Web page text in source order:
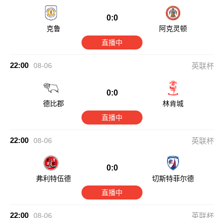
克鲁
0:0
阿克灵顿
直播中
22:00 08-06 英联杯
德比郡
0:0
林肯城
直播中
22:00 08-06 英联杯
弗利特伍德
0:0
切斯特菲尔德
直播中
22:00 08-06 英联杯